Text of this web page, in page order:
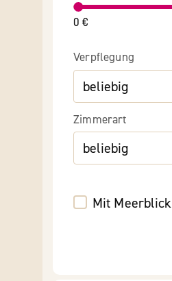
0 €
Verpflegung
Zimmerart
Mit Meerblick